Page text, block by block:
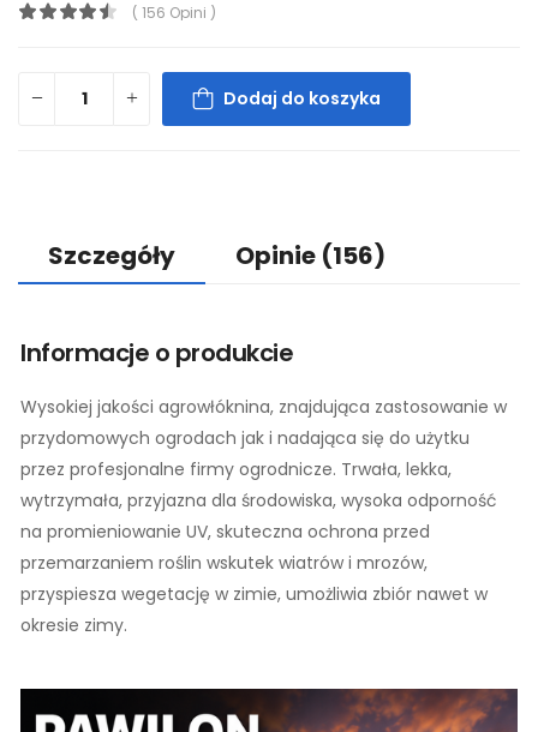
( 156 Opini )
Dodaj do koszyka
Szczegóły Opinie (156)
Informacje o produkcie
Wysokiej jakości agrowłóknina, znajdująca zastosowanie w
przydomowych ogrodach jak i nadająca się do użytku
przez profesjonalne firmy ogrodnicze. Trwała, lekka,
wytrzymała, przyjazna dla środowiska, wysoka odporność
na promieniowanie UV, skuteczna ochrona przed
przemarzaniem roślin wskutek wiatrów i mrozów,
przyspiesza wegetację w zimie, umożliwia zbiór nawet w
okresie zimy.